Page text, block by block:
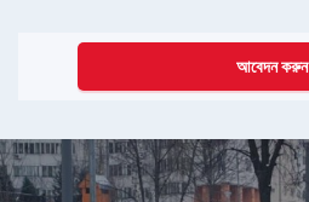
আবেদন করুন